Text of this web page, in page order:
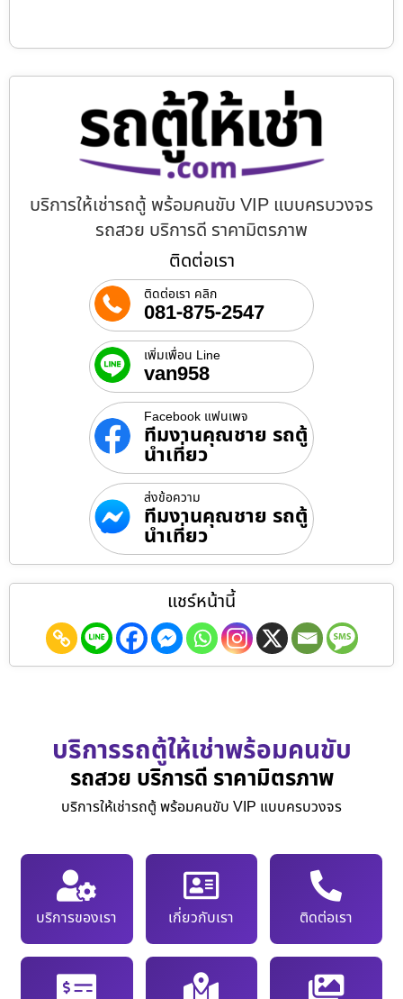
บริการให้เช่ารถตู้ พร้อมคนขับ VIP แบบครบวงจร
รถสวย บริการดี ราคามิตรภาพ
ติดต่อเรา
ติดต่อเรา คลิก
081-875-2547
เพิ่มเพื่อน Line
van958
Facebook แฟนเพจ
ทีมงานคุณชาย รถตู้
นำเที่ยว
ส่งข้อความ
ทีมงานคุณชาย รถตู้
นำเที่ยว
แชร์หน้านี้
บริการรถตู้ให้เช่าพร้อมคนขับ
รถสวย บริการดี ราคามิตรภาพ
บริการให้เช่ารถตู้ พร้อมคนขับ VIP แบบครบวงจร
บริการของเรา เกี่ยวกับเรา ติดต่อเรา